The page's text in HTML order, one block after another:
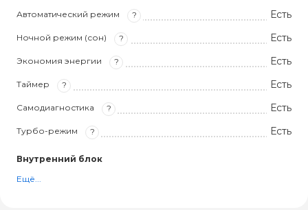
Автоматический режим ? Есть
Ночной режим (сон) ? Есть
Экономия энергии ? Есть
Таймер ? Есть
Самодиагностика ? Есть
Турбо-режим ? Есть
Внутренний блок
Ещё...